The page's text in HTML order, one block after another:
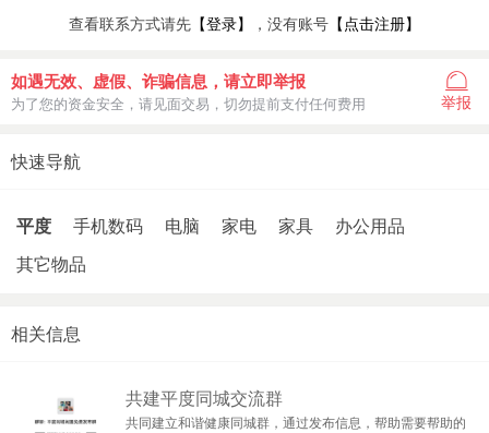
查看联系方式请先 【登录】 ，没有账号 【点击注册】
如遇无效、虚假、诈骗信息，请立即举报
为了您的资金安全，请见面交易，切勿提前支付任何费用 举报
快速导航
平度 手机数码 电脑 家电 家具
办公用品
其它物品
相关信息
共建平度同城交流群
共同建立和谐健康同城群，通过发布信息，帮助需要帮助的